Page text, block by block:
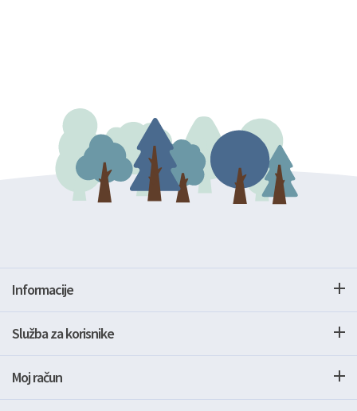
Informacije
Služba za korisnike
Moj račun